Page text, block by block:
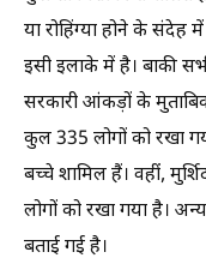
या रोहिंग्या होने के
इसी इलाके में है। बाकी
सरकारी आंकड़ों के
कुल 335 लोगों को रखा
बच्चे शामिल हैं। वहीं,
लोगों को रखा गया है।
बताई गई है।